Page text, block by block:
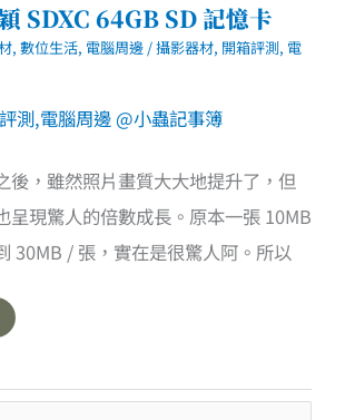
SDXC 64GB SD 記憶卡
, 數位生活, 電腦周邊 /攝影器材, 開箱評測, 電
後，雖然照片畫質大大地提升了，但
呈現驚人的倍數成長。原本一張 10MB
30MB / 張，實在是很驚人阿。所以